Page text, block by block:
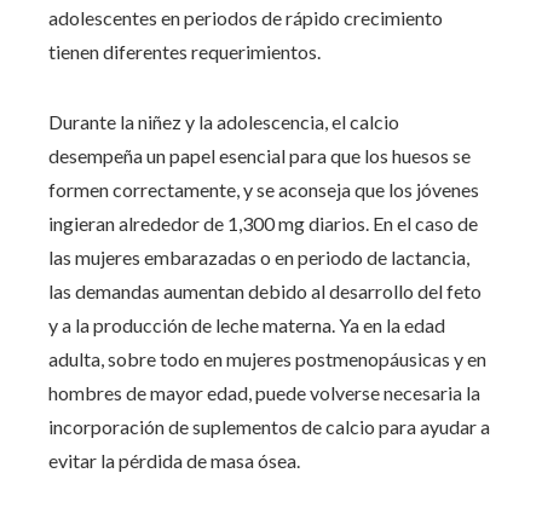
adolescentes en periodos de rápido crecimiento
tienen diferentes requerimientos.
Durante la niñez y la adolescencia, el calcio
desempeña un papel esencial para que los huesos se
formen correctamente, y se aconseja que los jóvenes
ingieran alrededor de 1,300 mg diarios. En el caso de
las mujeres embarazadas o en periodo de lactancia,
las demandas aumentan debido al desarrollo del feto
y a la producción de leche materna. Ya en la edad
adulta, sobre todo en mujeres postmenopáusicas y en
hombres de mayor edad, puede volverse necesaria la
incorporación de suplementos de calcio para ayudar a
evitar la pérdida de masa ósea.